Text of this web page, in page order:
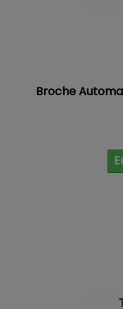
Broche